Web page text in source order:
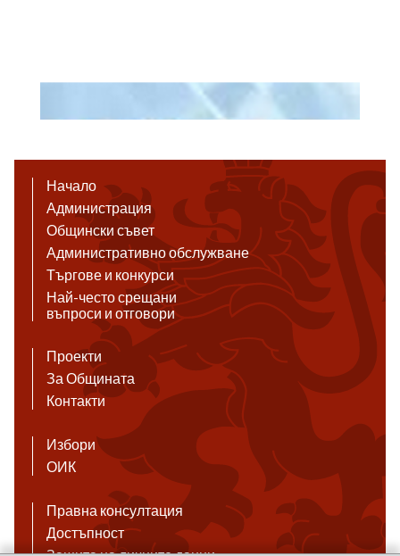
Начало
Администрация
Общински съвет
Административно обслужване
Търгове и конкурси
Най-често срещани
въпроси и отговори
Проекти
За Общината
Контакти
Избори
ОИК
Правна консултация
Достъпност